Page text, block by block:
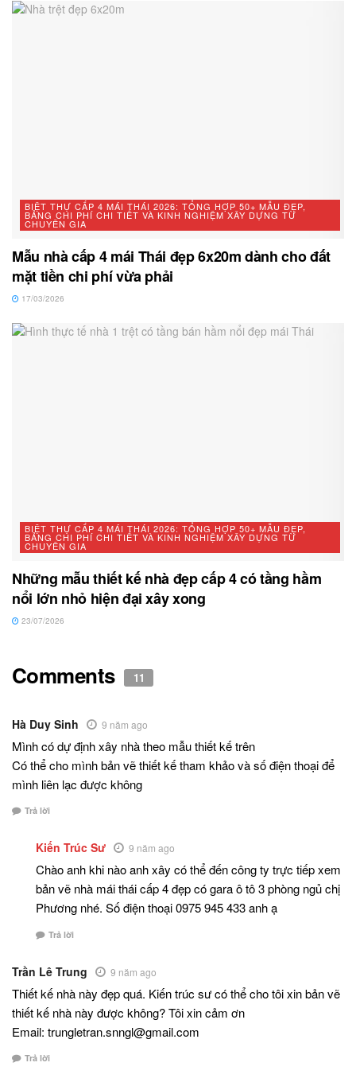
BIỆT THỰ CẤP 4 MÁI THÁI 2026: TỔNG HỢP 50+ MẪU ĐẸP,
BẢNG CHI PHÍ CHI TIẾT VÀ KINH NGHIỆM XÂY DỰNG TỪ
CHUYÊN GIA
Mẫu nhà cấp 4 mái Thái đẹp 6x20m dành cho đất
mặt tiền chi phí vừa phải
17/03/2026
BIỆT THỰ CẤP 4 MÁI THÁI 2026: TỔNG HỢP 50+ MẪU ĐẸP,
BẢNG CHI PHÍ CHI TIẾT VÀ KINH NGHIỆM XÂY DỰNG TỪ
CHUYÊN GIA
Những mẫu thiết kế nhà đẹp cấp 4 có tầng hầm
nổi lớn nhỏ hiện đại xây xong
23/07/2026
Comments 11
Hà Duy Sinh 9 năm ago
Mình có dự định xây nhà theo mẫu thiết kế trên
Có thể cho mình bản vẽ thiết kế tham khảo và số điện thoại để
mình liên lạc được không
Trả lời
Kiến Trúc Sư 9 năm ago
Chào anh khi nào anh xây có thể đến công ty trực tiếp xem
bản vẽ nhà mái thái cấp 4 đẹp có gara ô tô 3 phòng ngủ chị
Phương nhé. Số điện thoại 0975 945 433 anh ạ
Trả lời
Trần Lê Trung 9 năm ago
Thiết kế nhà này đẹp quá. Kiến trúc sư có thể cho tôi xin bản vẽ
thiết kế nhà này được không? Tôi xin cảm ơn
Email: trungletran.snngl@gmail.com
Trả lời